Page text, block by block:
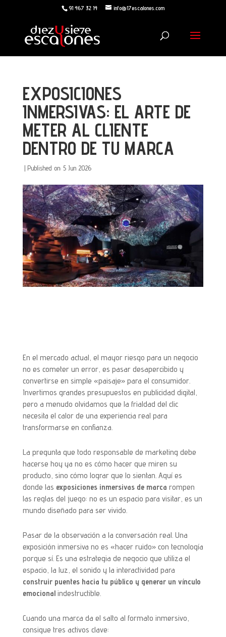
91 467 32 14 info@17escalones.com
EXPOSICIONES
INMERSIVAS: EL ARTE DE
METER AL CLIENTE
DENTRO DE TU MARCA
| Published on: 5 Jun 2026
En el mercado actual, el mayor riesgo para un negocio
no es cometer un error, es pasar desapercibido y
convertirse en simple «paisaje» para el consumidor.
Invertimos grandes presupuestos en publicidad digital,
pero a menudo olvidamos que la frialdad del clic
necesita el calor de una experiencia real para
transformarse en confianza.
La pregunta que todo responsable de marketing debe
hacerse hoy ya no es cómo hacer que miren su
producto, sino cómo lograr que lo sientan. Aquí es
donde las exposiciones inmersivas de marca rompen
las reglas del juego: no es un espacio para visitar, es un
mundo diseñado para ser vivido.
Pasar de la observación a la conversación real. Una
exposición inmersiva no es «hacer ruido» con tecnología
porque sí. Es una estrategia de negocio que utiliza el
espacio, la luz, el sonido y la interactividad para
construir puentes hacia tu público y generar un vínculo
emocionalindestructible.
Cuando una marca da el salto al formato inmersivo,
consigue tres activos clave: